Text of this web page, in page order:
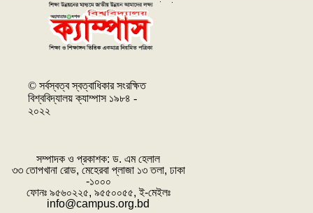
© সর্বস্বত্ব স্বত্বাধিকার সংরক্ষিত
বিশ্ববিদ্যালয় ক্যাম্পাস ১৯৮৪ -
২০২২
সম্পাদক ও প্রকাশক: ‌ড. এম হেলাল
৩৩ তোপখানা রোড, মেহেরবা প্লাজা ১৩ তলা, ঢাকা
-১০০০
ফোনঃ ৯৫৬০২২৫, ৯৫৫০০৫৫, ই-মেইলঃ
info@campus.org.bd